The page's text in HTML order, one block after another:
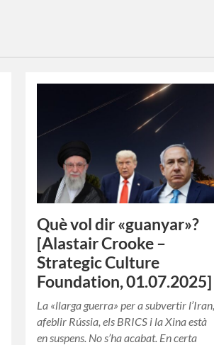
Què vol dir «guanyar»?
[Alastair Crooke –
Strategic Culture
Foundation, 01.07.2025]
La «llarga guerra» per a subvertir l’Iran,
afeblir Rússia, els BRICS i la Xina està
en suspens. No s’ha acabat. En certa